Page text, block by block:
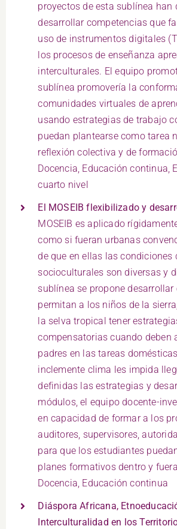
proyectos de esta sublínea han
desarrollar competencias que
uso de instrumentos digitales
los procesos de enseñanza
interculturales. El equipo
sublínea promovería la
comunidades virtuales de
usando estrategias de trabajo
puedan plantearse como tarea
reflexión colectiva y de
Docencia, Educación continua,
cuarto nivel
El MOSEIB flexibilizado y
MOSEIB es aplicado
como si fueran urbanas
de que en ellas las condiciones
socioculturales son diversas y
sublínea se propone
permitan a los niños de la
la selva tropical tener
compensatorias cuando deben
padres en las tareas
inclemente clima les impida
definidas las estrategias y
módulos, el equipo docente-
en capacidad de formar a los
auditores, supervisores,
para que los estudiantes
planes formativos dentro y
Docencia, Educación continua
Diáspora Africana,
Interculturalidad en los